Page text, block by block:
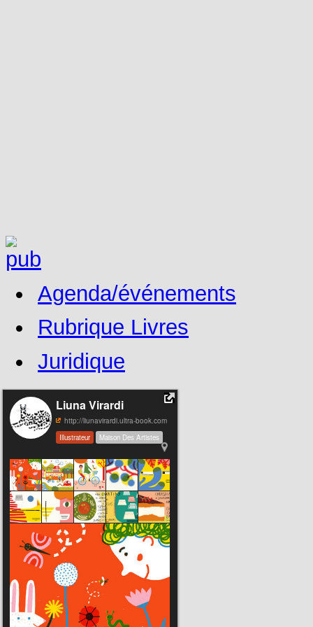
Agenda/événements
Rubrique Livres
Juridique